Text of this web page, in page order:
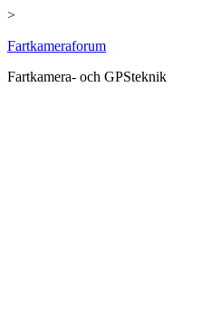
>
Hoppa
innehåll
Fartkameraforum
Fartkamera- och GPSteknik